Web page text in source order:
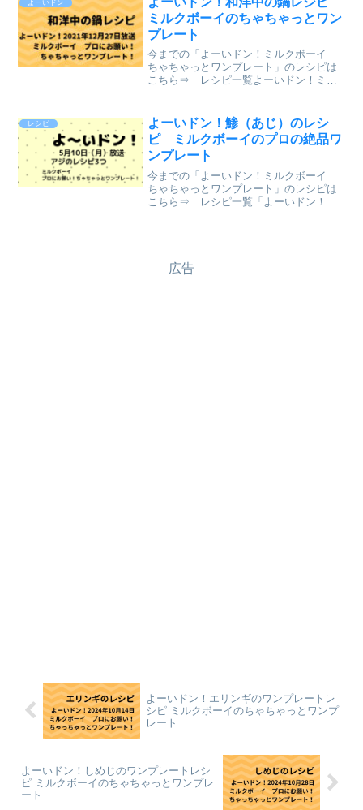
⇒「ミルクボーイのプロに...
よーいドン
ミルクボーイのちゃちゃっとワン
プレート
今までの「よーいドン！ミルクボーイ
ちゃちゃっとワンプレート」のレシピは
こちら⇒ レシピ一覧よーいドン！ミル
（２０２１年１２月２７日（月）関西テ
レビ放送）が、とても美味し...
レシピ
よーいドン！鯵（あじ）のレシ
ピ ミルクボーイのプロの絶品ワ
ンプレート
今までの「よーいドン！ミルクボーイ
ちゃちゃっとワンプレート」のレシピは
こちら⇒ レシピ一覧「よーいドン！」
広告
よーいドン！エリンギのワンプレートレ
シピ ミルクボーイのちゃちゃっとワンプ
レート
よーいドン！しめじのワンプレートレシ
ピ ミルクボーイのちゃちゃっとワンプレ
ート